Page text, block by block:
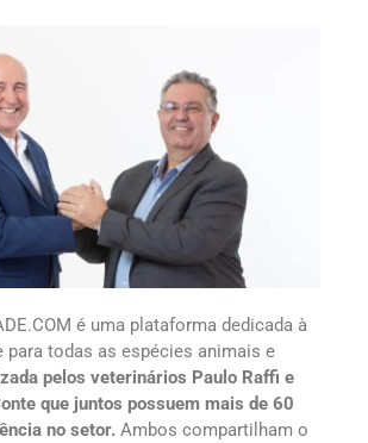
é uma plataforma dedicada à
para todas as espécies animais e
pelos veterinários Paulo Raffi e
que juntos possuem mais de 60
no setor. Ambos compartilham o